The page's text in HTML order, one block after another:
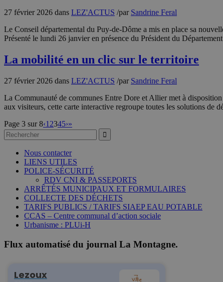
27 février 2026 dans LEZ'ACTUS /par Sandrine Feral
Le Conseil départemental du Puy-de-Dôme a mis en place sa
Présenté le lundi 26 janvier en présence du Président du
La mobilité en un clic sur le territoire
27 février 2026 dans LEZ'ACTUS /par Sandrine Feral
La Communauté de communes Entre Dore et Allier met à
aux visiteurs, cette carte interactive regroupe toutes les solutions
Page 3 sur 8‹1 2345›»
Nous contacter
LIENS UTILES
POLICE-SÉCURITÉ
RDV CNI & PASSEPORTS
ARRÊTÉS MUNICIPAUX ET FORMULAIRES
COLLECTE DES DÉCHETS
TARIFS PUBLICS / TARIFS SIAEP EAU POTABLE
CCAS – Centre communal d’action sociale
Urbanisme : PLUi-H
Flux automatisé du journal La Montagne.